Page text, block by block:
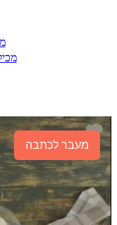
מעבר לכתבה